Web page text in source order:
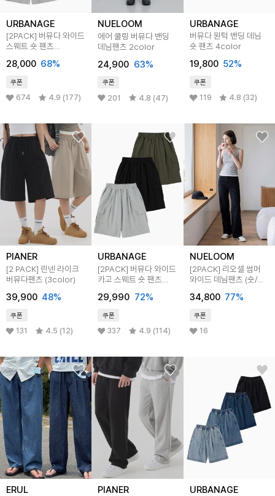
URBANAGE
[2PACK] 버뮤다 와이드
스웨트 숏 팬츠
28,000 68%
쿠폰
674 4.9 (177)
NUELOOM
에어 쿨링 버뮤다 밴딩
데님팬츠 2color
24,900 63%
쿠폰
201 4.8 (47)
URBANAGE
버뮤다 원턱 밴딩 데님
숏 팬츠 4color
19,800 52%
쿠폰
119 4.8 (32)
PIANER
[2 PACK] 린넨 라이크
버뮤다팬츠 (3color)
39,900 48%
쿠폰
131 4.5 (12)
URBANAGE
[2PACK] 버뮤다 와이드
카고 스웨트 숏 팬츠
29,990 72%
쿠폰
337 4.9 (114)
NUELOOM
[2PACK] 리오셀 썸머
와이드 데님팬츠 (숏/롱)
34,800 77%
쿠폰
16
ERUL PIANER URBANAGE